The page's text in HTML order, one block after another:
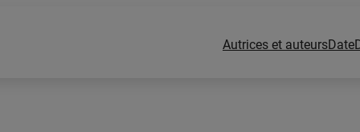
Autrices et auteursDate